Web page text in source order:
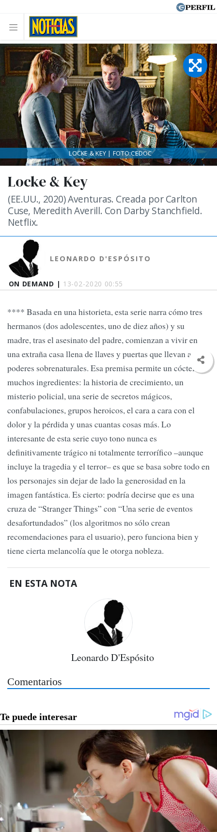
ON DEMAND | 13-02-2020 00:55
Locke & Key
(EE.UU., 2020) Aventuras. Creada por Carlton
Cuse, Meredith Averill. Con Darby Stanchfield.
Netflix.
LEONARDO D'ESPÓSITO
LOCKE & KEY | FOTO:CEDOC
**** Basada en una historieta, esta serie narra cómo tres
hermanos (dos adolescentes, uno de diez años) y su
madre, tras el asesinato del padre, comienzan a vivir en
una extraña casa llena de llaves y puertas que llevan a
poderes sobrenaturales. Esa premisa permite un cóctel de
muchos ingredientes: la historia de crecimiento, un
misterio policial, una serie de secretos mágicos,
confabulaciones, grupos heroicos, el cara a cara con el
dolor y la pérdida y unas cuantas cosas más. Lo
interesante de esta serie cuyo tono nunca es
definitivamente trágico ni totalmente terrorífico –aunque
incluye la tragedia y el terror– es que se basa sobre todo en
los personajes sin dejar de lado la generosidad en la
imagen fantástica. Es cierto: podría decirse que es una
cruza de “Stranger Things” con “Una serie de eventos
desafortundados” (los algoritmos no sólo crean
recomendaciones para el usuario), pero funciona bien y
tiene cierta melancolía que le otorga nobleza.
EN ESTA NOTA
Leonardo D'Espósito
Comentarios